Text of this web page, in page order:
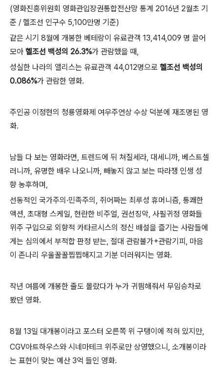
(영화진흥위원회 영화관입장권통합전산망 통계 2016년 2월초 기
준 / 헬조선 인구수 5,100만명 기준)
같은 시기 8월에 개봉한 베테랑이 유료관객 13,414,009 명 끌어
모아 헬조선 백성의 26.3%가 관람했을 때,
성실한 나라의 앨리스는 유료관객 44,012명으로 헬조선 백성의
0.086%가 관람한 영화.
주인공 이정현의 청룡영화제 여우주연상 수상 덕분에 재조명된 영
화.
남들 다 보는 영화라면, 트렌드에 뒤 쳐질세라, 대세니까, 베스트셀
러니까, 유명한 배우 나오니까, 빼놓지 않고 보는 따라쟁 인생 성
향 농후하며,
선동적인 국가주의·민족주의, 쥐어짜는 최루성 휴머니즘, 통쾌한
액션, 초대형 스케일, 현란한 비주얼, 권선징악, 사필귀정 영화들
위주 구입으로 외향적 카타르시스의 정신 배설을 즐기는 사람들에
게는 심의에서 부적합 판정 받는, 절대 관람불가+관람기피, 마음
이 존나리 우울꿀꿀찝찝해지고 기분 더러워지는 영화.
작년 여름에 개봉한 줄도 몰랐다가 누가 귀띔해줘서 무임승차로
봤던 영화.
8월 13일 대개봉이라고 포스터 오른쪽 위 구탱이에 적혀 있지만,
CGV아트하우스와 시네마테크 위주로만 상영했으니, 소개봉이라
는 표현이 맞는 예산 3억 들인 영화.